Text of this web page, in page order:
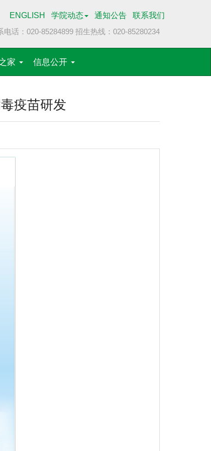
ENGLISH 学院动态 通知公告
联系我们
电话：020-85284899 招生热线：020-85280234
家 信息公开
疫苗研发